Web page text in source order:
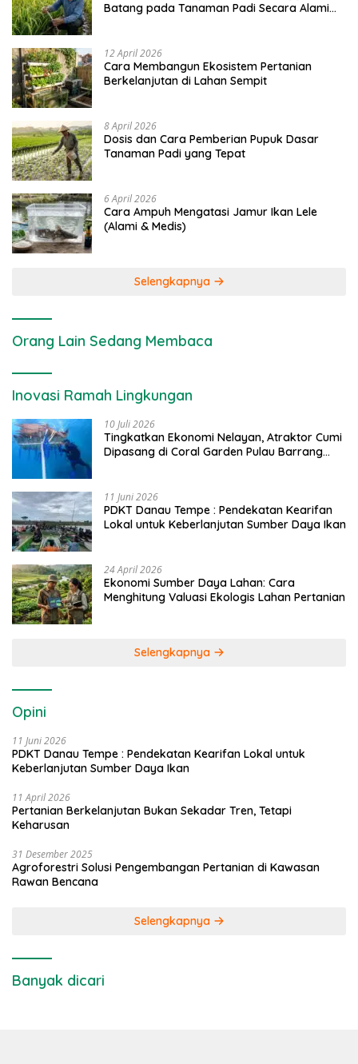
Batang pada Tanaman Padi Secara Alami
12 April 2026
Cara Membangun Ekosistem Pertanian
Berkelanjutan di Lahan Sempit
8 April 2026
Dosis dan Cara Pemberian Pupuk Dasar
Tanaman Padi yang Tepat
6 April 2026
Cara Ampuh Mengatasi Jamur Ikan Lele
(Alami & Medis)
Selengkapnya
Orang Lain Sedang Membaca
Inovasi Ramah Lingkungan
10 Juli 2026
Tingkatkan Ekonomi Nelayan, Atraktor Cumi
Dipasang di Coral Garden Pulau Barrang
11 Juni 2026
PDKT Danau Tempe : Pendekatan Kearifan
Lokal untuk Keberlanjutan Sumber Daya Ikan
24 April 2026
Ekonomi Sumber Daya Lahan: Cara
Menghitung Valuasi Ekologis Lahan Pertanian
Selengkapnya
Opini
11 Juni 2026
PDKT Danau Tempe : Pendekatan Kearifan Lokal untuk
Keberlanjutan Sumber Daya Ikan
11 April 2026
Pertanian Berkelanjutan Bukan Sekadar Tren, Tetapi
Keharusan
31 Desember 2025
Agroforestri Solusi Pengembangan Pertanian di Kawasan
Rawan Bencana
Selengkapnya
Banyak dicari